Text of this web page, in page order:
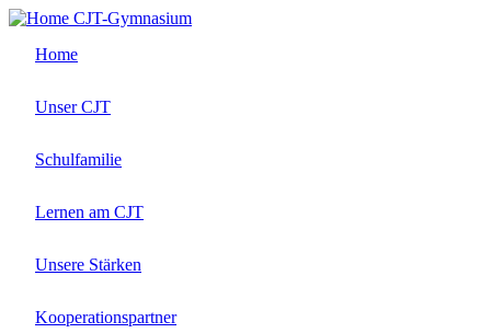
Direkt
Inhalt
CJT-Gymnasium
Home
Unser CJT
Schulfamilie
Lernen am CJT
Unsere Stärken
Kooperationspartner